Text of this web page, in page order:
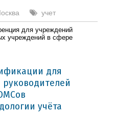
учет
для учреждений
учреждений в сфере
для
руководителей
учёта